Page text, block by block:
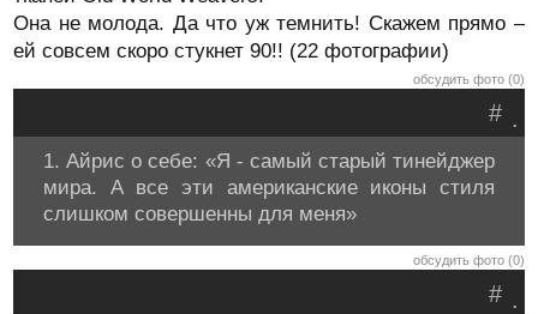
Она не молода. Да что уж темнить! Скажем прямо –
ей совсем скоро стукнет 90!! (22 фотографии)
обсудить фото (0)
.
#
1. Айрис о себе: «Я - самый старый тинейджер
мира. А все эти американские иконы стиля
слишком совершенны для меня»
обсудить фото (0)
.
#